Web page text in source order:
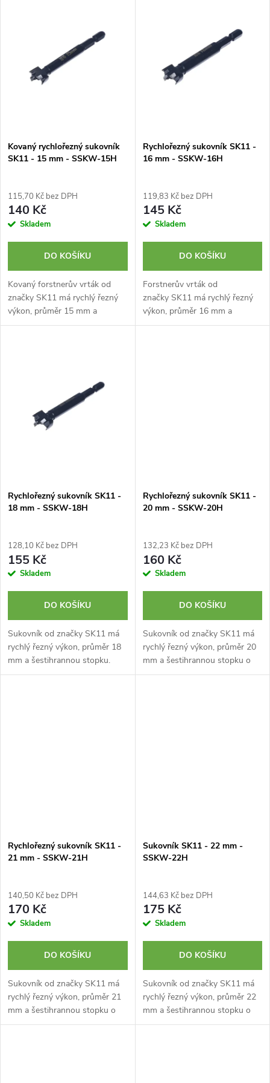
r
o
d
u
k
t
p
r
o
d
k
t
Kovaný rychlořezný sukovník
SK11 - 15 mm - SSKW-15H
115,70 Kč bez DPH
140 Kč
Skladem
DO KOŠÍKU
Kovaný forstnerův vrták od
značky SK11 má rychlý řezný
výkon, průměr 15 mm a
šestihrannou stopku. Vrták je
Rychlořezný sukovník SK11 -
16 mm - SSKW-16H
119,83 Kč bez DPH
145 Kč
Skladem
DO KOŠÍKU
Forstnerův vrták od
značky SK11 má rychlý řezný
výkon, průměr 16 mm a
šestihrannou stopku. Vrták je
Rychlořezný sukovník SK11 -
18 mm - SSKW-18H
128,10 Kč bez DPH
155 Kč
Skladem
DO KOŠÍKU
Sukovník od značky SK11 má
rychlý řezný výkon, průměr 18
mm a šestihrannou stopku.
Vrták je určen zejména na
Rychlořezný sukovník SK11 -
20 mm - SSKW-20H
132,23 Kč bez DPH
160 Kč
Skladem
DO KOŠÍKU
Sukovník od značky SK11 má
rychlý řezný výkon, průměr 20
mm a šestihrannou stopku o
průměru 6,35 mm. Vrták je
Rychlořezný sukovník SK11 -
21 mm - SSKW-21H
140,50 Kč bez DPH
170 Kč
Skladem
DO KOŠÍKU
Sukovník od značky SK11 má
rychlý řezný výkon, průměr 21
mm a šestihrannou stopku o
průměru 6,35 mm. Vrták je
Sukovník SK11 - 22 mm -
SSKW-22H
144,63 Kč bez DPH
175 Kč
Skladem
DO KOŠÍKU
Sukovník od značky SK11 má
rychlý řezný výkon, průměr 22
mm a šestihrannou stopku o
průměru 6,35 mm. Vrták je